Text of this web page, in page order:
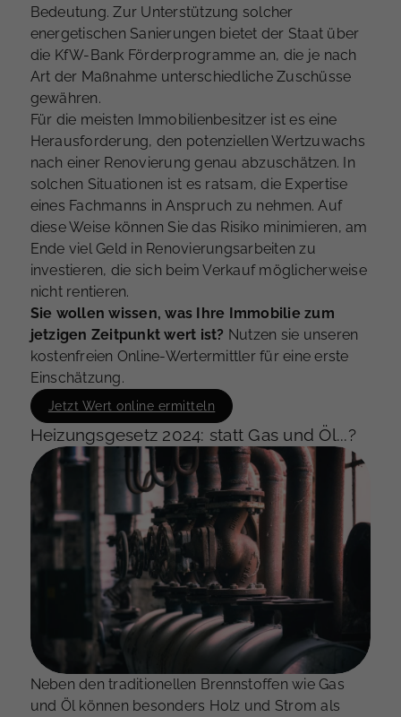
Bedeutung. Zur Unterstützung solcher
energetischen Sanierungen bietet der Staat über
die KfW-Bank Förderprogramme an, die je nach
Art der Maßnahme unterschiedliche Zuschüsse
gewähren.
Für die meisten Immobilienbesitzer ist es eine
Herausforderung, den potenziellen Wertzuwachs
nach einer Renovierung genau abzuschätzen. In
solchen Situationen ist es ratsam, die Expertise
eines Fachmanns in Anspruch zu nehmen. Auf
diese Weise können Sie das Risiko minimieren, am
Ende viel Geld in Renovierungsarbeiten zu
investieren, die sich beim Verkauf möglicherweise
nicht rentieren.
Sie wollen wissen, was Ihre Immobilie zum
jetzigen Zeitpunkt wert ist? Nutzen sie unseren
kostenfreien Online-Wertermittler für eine erste
Einschätzung.
Jetzt Wert online ermitteln
Heizungsgesetz 2024: statt Gas und Öl...?
Neben den traditionellen Brennstoffen wie Gas
und Öl können besonders Holz und Strom als